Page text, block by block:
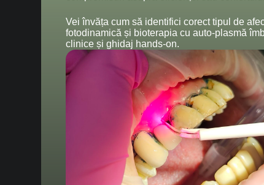
Vei învăța cum să identifici corect tipul de
fotodinamică și bioterapia cu auto-plasmă
clinice și ghidaj hands-on.